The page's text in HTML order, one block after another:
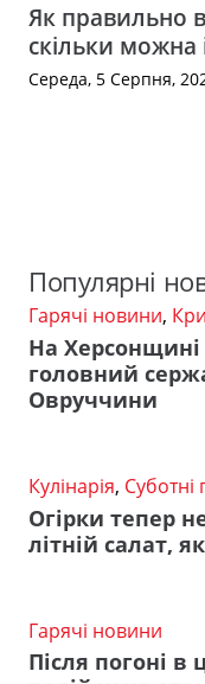
Як правильно
скільки можна
Середа, 5 Серпня,
Популярні
Гарячі новини,
На Херсонщині
головний
Овруччини
Кулінарія, Суботні
Огірки тепер
літній салат,
Гарячі новини
Після погоні в